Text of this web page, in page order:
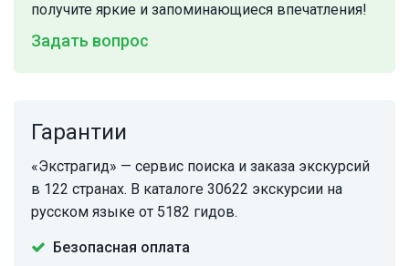
получите яркие и запоминающиеся впечатления!
Задать вопрос
Гарантии
«Экстрагид» — сервис поиска и заказа экскурсий
в 122 странах. В каталоге 30622 экскурсии на
русском языке от 5182 гидов.
Безопасная оплата